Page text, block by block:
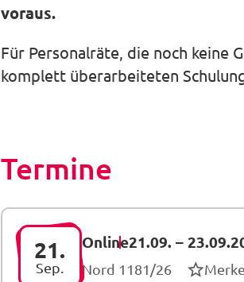
voraus.
Für Personalräte, die noch keine
komplett überarbeiteten
Termine
21.
Sep.
Online21.09. –
Nord 1181/26